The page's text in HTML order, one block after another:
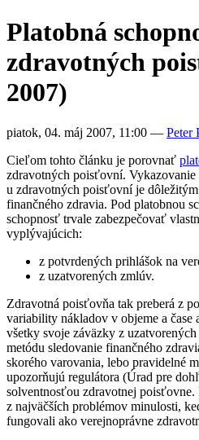
Platobná
zdravotných
2007)
piatok, 04. máj 2007, 11:00 — Peter
Cieľom tohto článku je porovnať
zdravotných poisťovní. Vykazovanie
u zdravotných poisťovní je
finančného zdravia. Pod platobnou
schopnosť trvale zabezpečovať
vyplývajúcich:
z potvrdených prihlášok na
z uzatvorených zmlúv.
Zdravotná poisťovňa tak preberá z
variability nákladov v objeme a čase
všetky svoje záväzky z
metódu sledovanie finančného
skorého varovania, lebo pravidelné
upozorňujú regulátora (Úrad pre
solventnosťou zdravotnej poisťovne.
z najväčších problémov minulosti,
fungovali ako verejnoprávne